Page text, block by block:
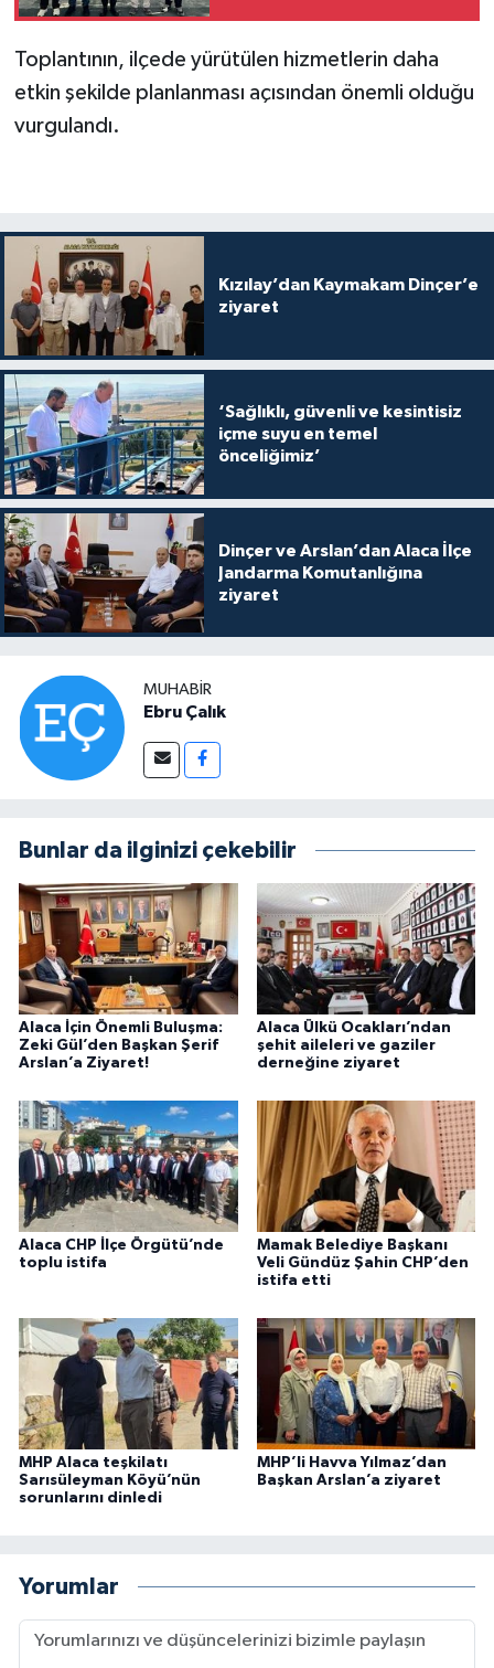
Toplantının, ilçede yürütülen hizmetlerin daha
etkin şekilde planlanması açısından önemli olduğu
vurgulandı.
Kızılay’dan Kaymakam Dinçer’e
ziyaret
‘Sağlıklı, güvenli ve kesintisiz
içme suyu en temel
önceliğimiz’
Dinçer ve Arslan’dan Alaca İlçe
Jandarma Komutanlığına
ziyaret
MUHABIR
Ebru Çalık
Bunlar da ilginizi çekebilir
Alaca İçin Önemli Buluşma:
Zeki Gül’den Başkan Şerif
Arslan’a Ziyaret!
Alaca Ülkü Ocakları’ndan
şehit aileleri ve gaziler
derneğine ziyaret
Alaca CHP İlçe Örgütü’nde
toplu istifa
Mamak Belediye Başkanı
Veli Gündüz Şahin CHP’den
istifa etti
MHP Alaca teşkilatı
Sarısüleyman Köyü’nün
sorunlarını dinledi
MHP’li Havva Yılmaz’dan
Başkan Arslan’a ziyaret
Yorumlar